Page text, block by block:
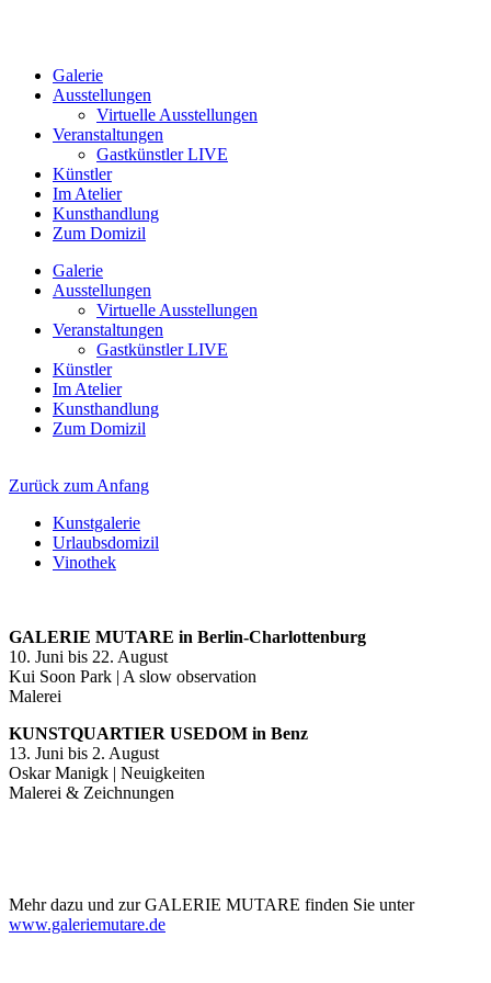
Galerie
Ausstellungen
Virtuelle Ausstellungen
Veranstaltungen
Gastkünstler LIVE
Künstler
Im Atelier
Kunsthandlung
Zum Domizil
Galerie
Ausstellungen
Virtuelle Ausstellungen
Veranstaltungen
Gastkünstler LIVE
Künstler
Im Atelier
Kunsthandlung
Zum Domizil
Zurück zum Anfang
Kunstgalerie
Urlaubsdomizil
Vinothek
GALERIE MUTARE in Berlin-Charlottenburg
10. Juni bis 22. August
Kui Soon Park | A slow observation
Malerei
KUNSTQUARTIER USEDOM in Benz
13. Juni bis 2. August
Oskar Manigk | Neuigkeiten
Malerei & Zeichnungen
Mehr dazu und zur GALERIE MUTARE finden Sie unter
www.galeriemutare.de